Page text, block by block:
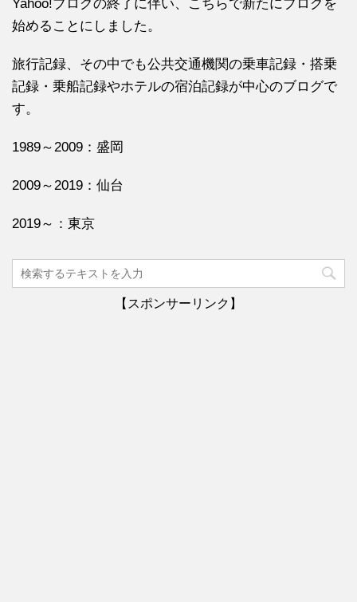
Yahoo!ブログの終了に伴い、こちらで新たにブログを
始めることにしました。
旅行記録、その中でも公共交通機関の乗車記録・搭乗
記録・乗船記録やホテルの宿泊記録が中心のブログで
す。
1989～2009：盛岡
2009～2019：仙台
2019～：東京
【スポンサーリンク】